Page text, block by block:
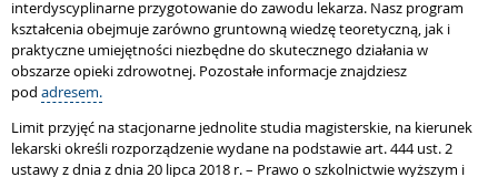
interdyscyplinarne przygotowanie do zawodu lekarza. Nasz program
kształcenia obejmuje zarówno gruntowną wiedzę teoretyczną, jak i
praktyczne umiejętności niezbędne do skutecznego działania w
obszarze opieki zdrowotnej. Pozostałe informacje znajdziesz
pod adresem.
Limit przyjęć na stacjonarne jednolite studia magisterskie, na kierunek
lekarski określi rozporządzenie wydane na podstawie art. 444 ust. 2
ustawy z dnia z dnia 20 lipca 2018 r. – Prawo o szkolnictwie wyższym i